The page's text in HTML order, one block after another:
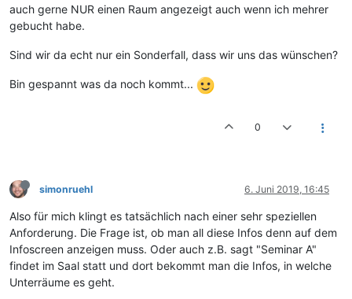
auch gerne NUR einen Raum angezeigt auch wenn ich mehrer
gebucht habe.
Sind wir da echt nur ein Sonderfall, dass wir uns das wünschen?
Bin gespannt was da noch kommt...
0
simonruehl 6. Juni 2019, 16:45
Also für mich klingt es tatsächlich nach einer sehr speziellen
Anforderung. Die Frage ist, ob man all diese Infos denn auf dem
Infoscreen anzeigen muss. Oder auch z.B. sagt "Seminar A"
findet im Saal statt und dort bekommt man die Infos, in welche
Unterräume es geht.